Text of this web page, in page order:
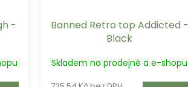
-
Banned Retro top Addicted -
Black
Skladem na prodejně a e-shopu